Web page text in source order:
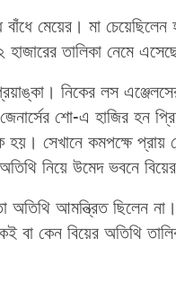
মেয়ের। মা
তালিকা নেমে
নিকের লস
শো-এ হাজির হন
হয়। সেখানে কমপক্ষে
নিয়ে উমেদ ভবনে বিয়ের
আমন্ত্রিত ছিলেন
বা কেন বিয়ের অতিথি